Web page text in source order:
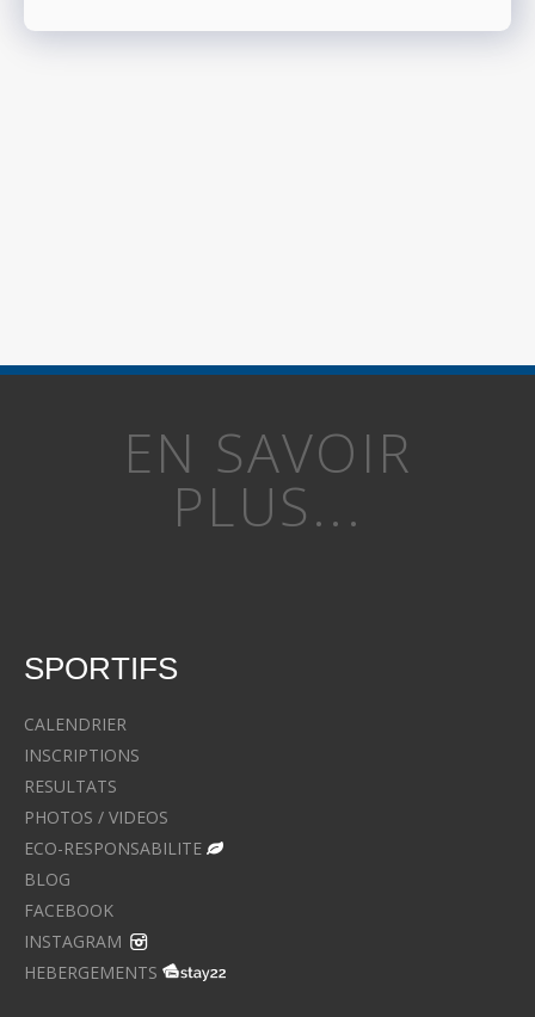
EN SAVOIR
PLUS...
SPORTIFS
CALENDRIER
INSCRIPTIONS
RESULTATS
PHOTOS / VIDEOS
ECO-RESPONSABILITE
BLOG
FACEBOOK
INSTAGRAM
HEBERGEMENTS